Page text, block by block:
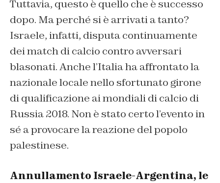
Tuttavia, questo è quello che è successo
dopo. Ma perché si è arrivati a tanto?
Israele, infatti, disputa continuamente
dei match di calcio contro avversari
blasonati. Anche l’Italia ha affrontato la
nazionale locale nello sfortunato girone
di qualificazione ai mondiali di calcio di
Russia 2018. Non è stato certo l’evento in
sé a provocare la reazione del popolo
palestinese.
Annullamento Israele-Argentina, le